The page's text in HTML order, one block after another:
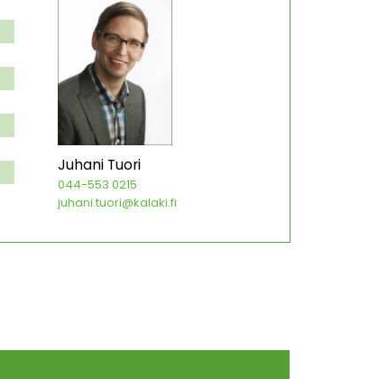
Juhani Tuori
044-553 0215
juhani.tuori@kalaki.fi